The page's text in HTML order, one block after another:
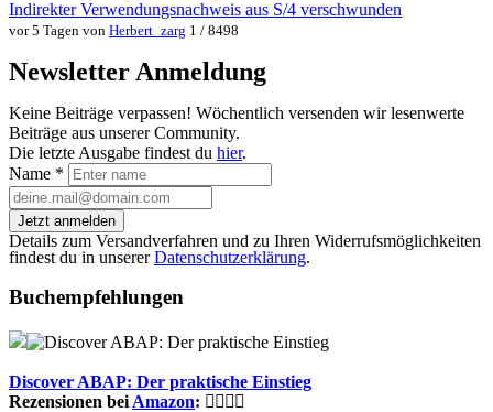
Indirekter Verwendungsnachweis aus S/4 verschwunden
vor 5 Tagen von Herbert_zarg 1 / 8498
Newsletter Anmeldung
Keine Beiträge verpassen! Wöchentlich versenden wir lesenwerte
Beiträge aus unserer Community.
Die letzte Ausgabe findest du hier.
Name *
Jetzt anmelden
Details zum Versandverfahren und zu Ihren Widerrufsmöglichkeiten
findest du in unsererDatenschutzerklärung.
Buchempfehlungen
Discover ABAP: Der praktische Einstieg
Rezensionen bei Amazon: